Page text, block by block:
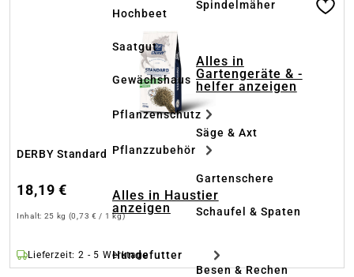
Hochbeet
Saatgut
Gewächshaus
Pflanzenschutz
Pflanzzubehör
Alles in Haustier
anzeigen
Hundefutter
Spindelmäher
Alles in
Gartengeräte & -
helfer anzeigen
Säge & Axt
Gartenschere
Schaufel & Spaten
Besen & Rechen
DERBY Standard
18,19 €
Inhalt: 25 kg (0,73 € / 1 kg)
Lieferzeit: 2 - 5 Werktage